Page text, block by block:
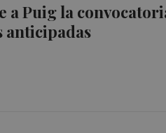
a Puig la
anticipadas